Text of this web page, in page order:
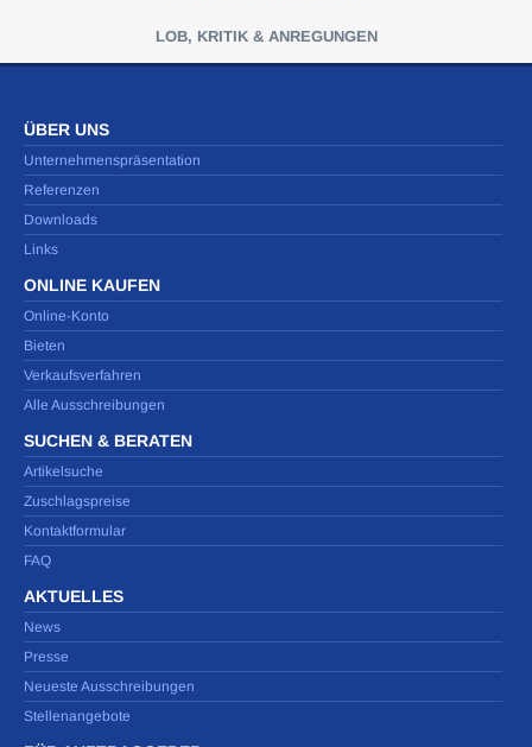
LOB, KRITIK & ANREGUNGEN
ÜBER UNS
Unternehmenspräsentation
Referenzen
Downloads
Links
ONLINE KAUFEN
Online-Konto
Bieten
Verkaufsverfahren
Alle Ausschreibungen
SUCHEN & BERATEN
Artikelsuche
Zuschlagspreise
Kontaktformular
FAQ
AKTUELLES
News
Presse
Neueste Ausschreibungen
Stellenangebote